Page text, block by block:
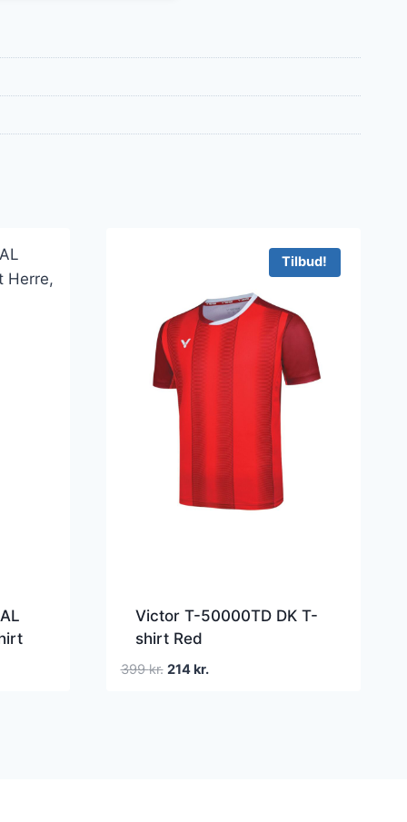
Tilbud!
Victor T-50000TD DK T-
shirt Red
399kr. Den
214kr.Den